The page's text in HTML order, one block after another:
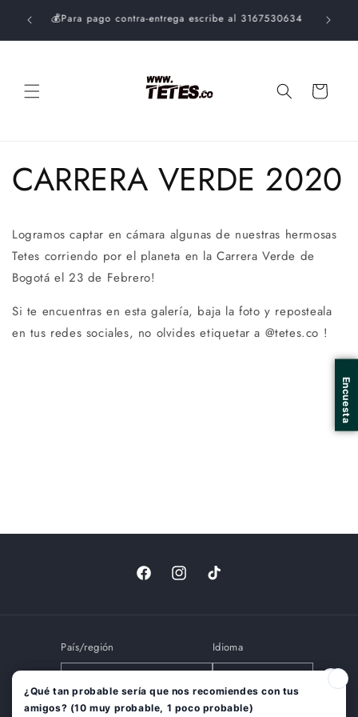
directamente💰Para pago contra-entrega escribe al 3167530634
Carrito
CARRERA VERDE 2020
Logramos captar en cámara algunas de nuestras hermosas
Tetes corriendo por el planeta en la Carrera Verde de
Bogotá el 23 de Febrero!
Si te encuentras en esta galería, baja la foto y reposteala
en tus redes sociales, no olvides etiquetar a @tetes.co !
FacebookInstagramTikTok
País/región Idioma